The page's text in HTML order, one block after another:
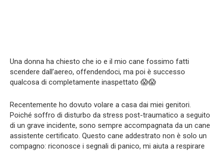
Una donna ha chiesto che io e il mio cane fossimo fatti
scendere dall’aereo, offendendoci, ma poi è successo
qualcosa di completamente inaspettato 😱😱
Recentemente ho dovuto volare a casa dai miei genitori.
Poiché soffro di disturbo da stress post-traumatico a seguito
di un grave incidente, sono sempre accompagnata da un cane
assistente certificato. Questo cane addestrato non è solo un
compagno: riconosce i segnali di panico, mi aiuta a respirare